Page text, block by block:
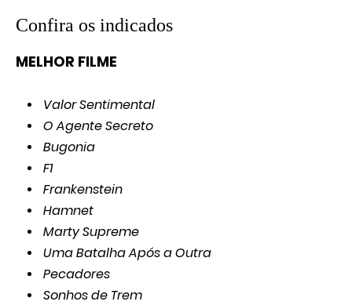
Confira os indicados
MELHOR FILME
Valor Sentimental
O Agente Secreto
Bugonia
F1
Frankenstein
Hamnet
Marty Supreme
Uma Batalha Após a Outra
Pecadores
Sonhos de Trem